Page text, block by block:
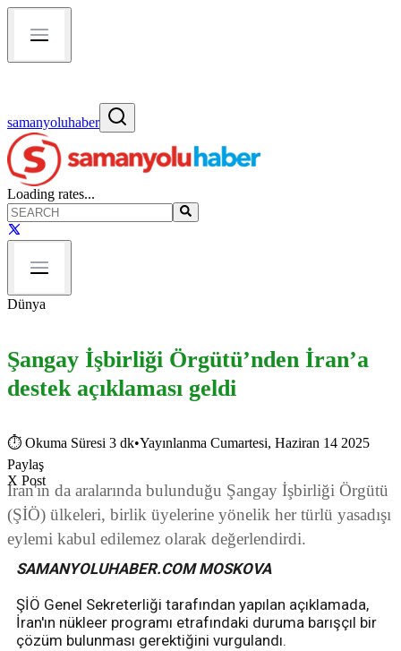
samanyoluhaber
Loading rates...
Dünya
Şangay İşbirliği Örgütü’nden İran’a
destek açıklaması geldi
⏱ Okuma Süresi 3 dk•Yayınlanma Cumartesi, Haziran 14 2025
Paylaş
X Post
İran'ın da aralarında bulunduğu Şangay İşbirliği Örgütü
(ŞİÖ) ülkeleri, birlik üyelerine yönelik her türlü yasadışı
eylemi kabul edilemez olarak değerlendirdi.
SAMANYOLUHABER.COM MOSKOVA
ŞİÖ Genel Sekreterliği tarafından yapılan açıklamada,
İran'ın nükleer programı etrafındaki duruma barışçıl bir
çözüm bulunması gerektiğini vurgulandı.